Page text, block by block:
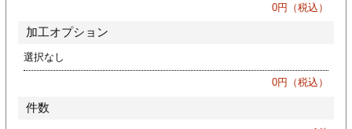
リーブ
0円（税込）
加工オプション
選択なし
0円（税込）
件数